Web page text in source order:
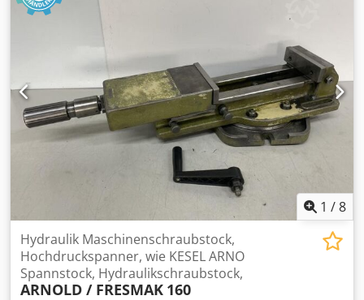
1 /8
Hydraulik Maschinenschraubstock,
Hochdruckspanner, wie KESEL ARNO
Spannstock, Hydraulikschraubstock,
ARNOLD / FRESMAK 160